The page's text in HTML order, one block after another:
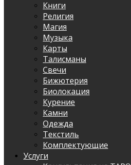
Книги
Религия
Магия
Музыка
Карты
Талисманы
Свечи
Бижютерия
Биолокация
Курение
Камни
Одежда
Текстиль
Комплектующие
Услуги